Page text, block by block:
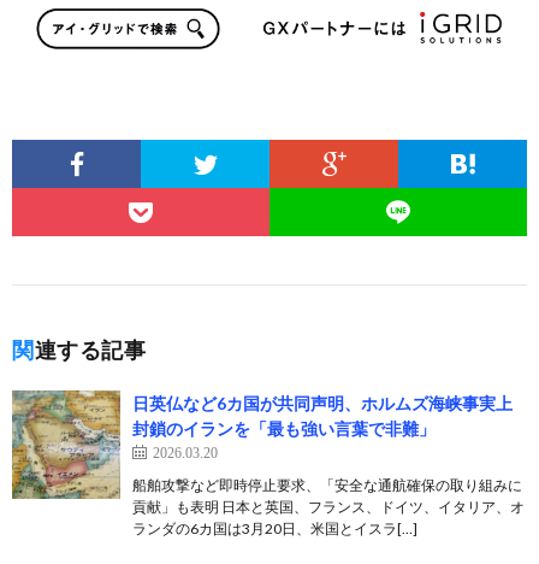
関連する記事
日英仏など6カ国が共同声明、ホルムズ海峡事実上
封鎖のイランを「最も強い言葉で非難」
2026.03.20
船舶攻撃など即時停止要求、「安全な通航確保の取り組みに
貢献」も表明 日本と英国、フランス、ドイツ、イタリア、オ
ランダの6カ国は3月20日、米国とイスラ[…]